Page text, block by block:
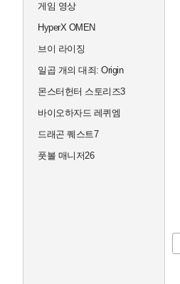
게임 영상
HyperX OMEN
브이 라이징
일곱 개의 대죄: Origin
몬스터헌터 스토리즈3
바이오하자드 레퀴엠
드래곤 퀘스트7
풋볼 매니저26